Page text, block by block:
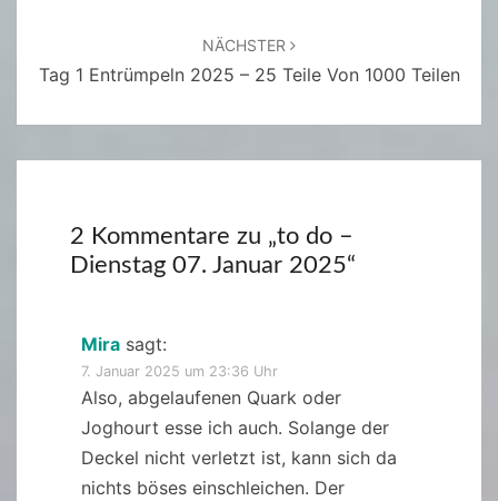
NÄCHSTER
Tag 1 Entrümpeln 2025 – 25 Teile Von 1000 Teilen
2 Kommentare zu „to do –
Dienstag 07. Januar 2025“
Mira sagt:
7. Januar 2025 um 23:36 Uhr
Also, abgelaufenen Quark oder
Joghourt esse ich auch. Solange der
Deckel nicht verletzt ist, kann sich da
nichts böses einschleichen. Der